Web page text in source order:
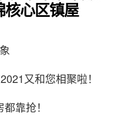
核心区镇屋
又和您相聚啦！
靠抢！